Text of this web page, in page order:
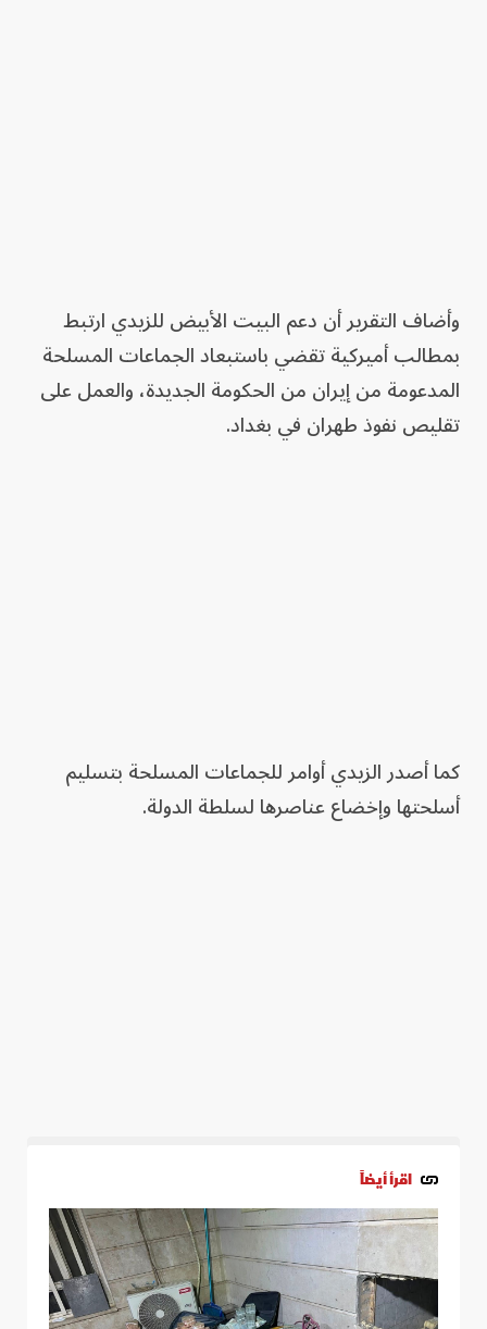
وأضاف التقرير أن دعم البيت الأبيض للزيدي ارتبط
بمطالب أميركية تقضي باستبعاد الجماعات المسلحة
المدعومة من إيران من الحكومة الجديدة، والعمل على
تقليص نفوذ طهران في بغداد.
كما أصدر الزيدي أوامر للجماعات المسلحة بتسليم
أسلحتها وإخضاع عناصرها لسلطة الدولة.
اقرأ أيضاً